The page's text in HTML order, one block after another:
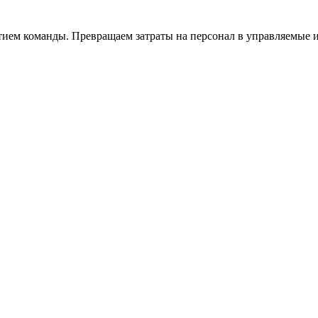
команды. Превращаем затраты на персонал в управляемые